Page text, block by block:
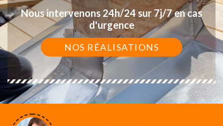
Nous intervenons 24h/24 sur 7j/7 en cas
d'urgence
NOS RÉALISATIONS